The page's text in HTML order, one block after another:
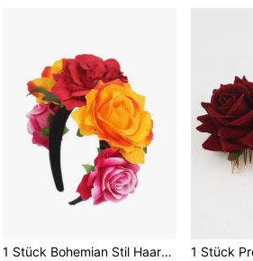
1 Stück Bohemian Stil Haarband, Urlaubskostüm Accessoire, verrückte Party Kopfschmuck, Sommer Polyester rot-orange gekräuselter Rand Kunstrose Blume Haarband, Samt Kunstblume Haarspange, mexikanischer Stil Haarschmuck Haarreif, Reise, Geburtstag